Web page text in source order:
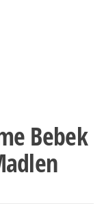
Bebek